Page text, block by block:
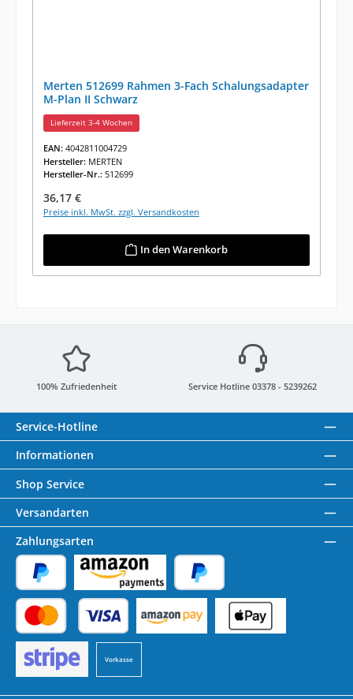
Merten 512699 Rahmen 3-Fach Schalungsadapter
M-Plan II Schwarz
Lieferzeit 3-4 Wochen
EAN: 4042811004729
Hersteller: MERTEN
Hersteller-Nr.: 512699
Regulärer Preis:
36,17 €
Preise inkl. MwSt. zzgl. Versandkosten
In den Warenkorb
100% Zufriedenheit Service Hotline 03378 - 5239262
Service-Hotline
Informationen
Shop Service
Versandarten
Zahlungsarten
PayPal Amazon Pay Später Bezahlen
Kredit- oder Debitkarte
Vorkasse
Benutzerdefiniertes Bild 1